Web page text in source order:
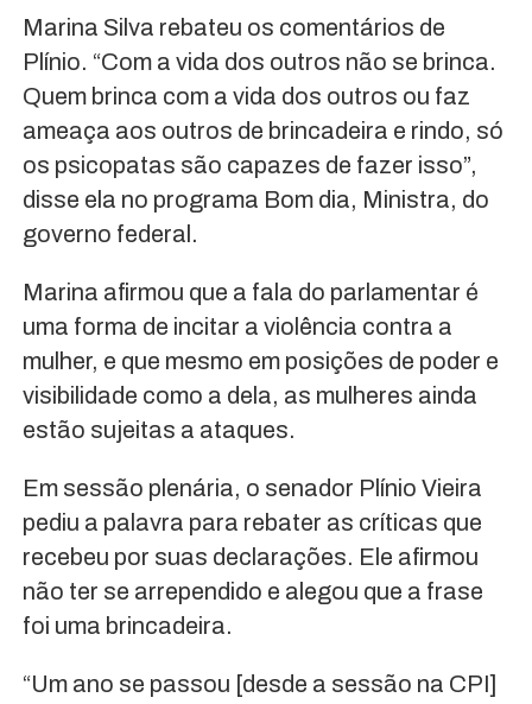
Marina Silva rebateu os comentários de
Plínio. “Com a vida dos outros não se brinca.
Quem brinca com a vida dos outros ou faz
ameaça aos outros de brincadeira e rindo, só
os psicopatas são capazes de fazer isso”,
disse ela no programa Bom dia, Ministra, do
governo federal.
Marina afirmou que a fala do parlamentar é
uma forma de incitar a violência contra a
mulher, e que mesmo em posições de poder e
visibilidade como a dela, as mulheres ainda
estão sujeitas a ataques.
Em sessão plenária, o senador Plínio Vieira
pediu a palavra para rebater as críticas que
recebeu por suas declarações. Ele afirmou
não ter se arrependido e alegou que a frase
foi uma brincadeira.
“Um ano se passou [desde a sessão na CPI]